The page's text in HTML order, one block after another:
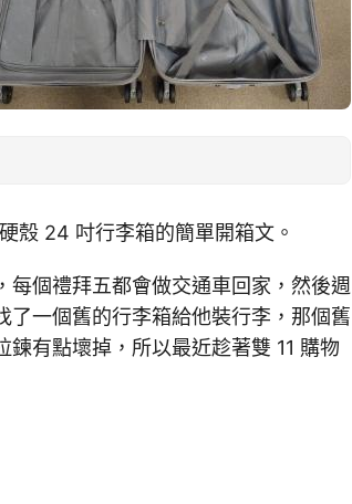
殼 24 吋行李箱的簡單開箱文。
每個禮拜五都會做交通車回家，然後週
了一個舊的行李箱給他裝行李，那個舊
有點壞掉，所以最近趁著雙 11 購物